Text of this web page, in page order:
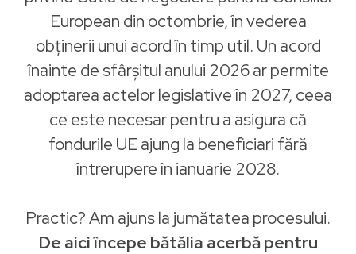
European din octombrie, în vederea
obținerii unui acord în timp util. Un acord
înainte de sfârșitul anului 2026 ar permite
adoptarea actelor legislative în 2027, ceea
ce este necesar pentru a asigura că
fondurile UE ajung la beneficiari fără
întrerupere în ianuarie 2028.
Practic? Am ajuns la jumătatea procesului.
De aici începe bătălia acerbă pentru